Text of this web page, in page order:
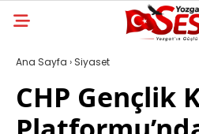
Ana Sayfa › Siyaset
CHP Gençlik